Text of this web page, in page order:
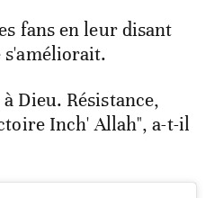
fans en leur disant
s'améliorait.
Dieu. Résistance,
Inch' Allah", a-t-il